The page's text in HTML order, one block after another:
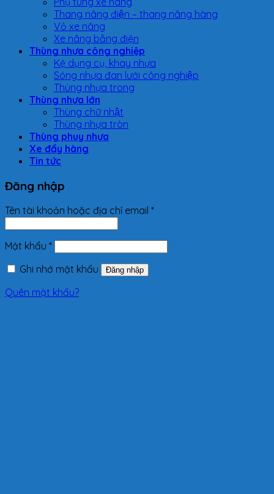
Thang nâng điện – thang nâng hàng
Vỏ xe nâng
Xe nâng bằng điện
Thùng nhựa công nghiệp
Kệ dụng cụ, khay nhựa
Sóng nhựa đan lưới công nghiệp
Thùng nhựa trong
Thùng nhựa lớn
Thùng chữ nhật
Thùng nhựa tròn
Thùng phuy nhựa
Xe đẩy hàng
Tin tức
Đăng nhập
Tên tài khoản hoặc địa chỉ email *
Mật khẩu *
Ghi nhớ mật khẩu
Đăng nhập
Quên mật khẩu?